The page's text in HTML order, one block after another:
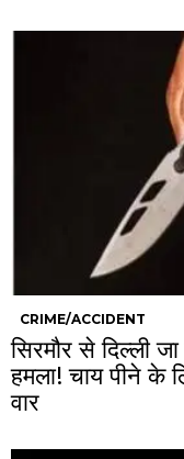
CRIME/ACCIDENT
सिरमौर से दिल्ली
हमला! चाय पीने के
वार